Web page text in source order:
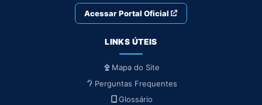
Acessar Portal Oficial
LINKS ÚTEIS
Mapa do Site
Perguntas Frequentes
Glossário